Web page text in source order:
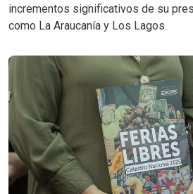
incrementos significativos de su
como La Araucanía y Los Lagos.